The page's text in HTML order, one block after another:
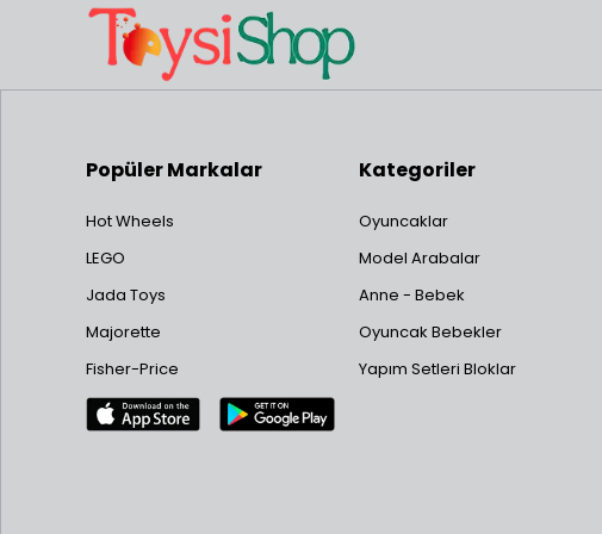
Popüler Markalar
Hot Wheels
LEGO
Jada Toys
Majorette
Fisher-Price
Kategoriler
Oyuncaklar
Model Arabalar
Anne - Bebek
Oyuncak Bebekler
Yapım Setleri Bloklar